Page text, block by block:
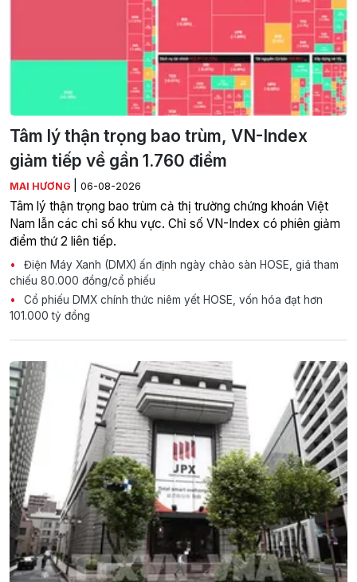
Tâm lý thận trọng bao trùm, VN-Index
giảm tiếp về gần 1.760 điểm
MAI HƯƠNG 06-08-2026
Tâm lý thận trọng bao trùm cả thị trường chứng khoán Việt
Nam lẫn các chỉ số khu vực. Chỉ số VN-Index có phiên giảm
điểm thứ 2 liên tiếp.
Điện Máy Xanh (DMX) ấn định ngày chào sàn HOSE, giá tham
chiếu 80.000 đồng/cổ phiếu
Cổ phiếu DMX chính thức niêm yết HOSE, vốn hóa đạt hơn
101.000 tỷ đồng